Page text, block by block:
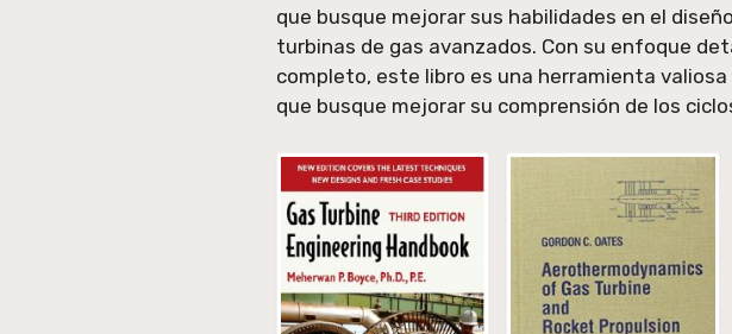
que busque mejorar sus habilidades en el
turbinas de gas avanzados. Con su enfoque
completo, este libro es una herramienta
que busque mejorar su comprensión de los